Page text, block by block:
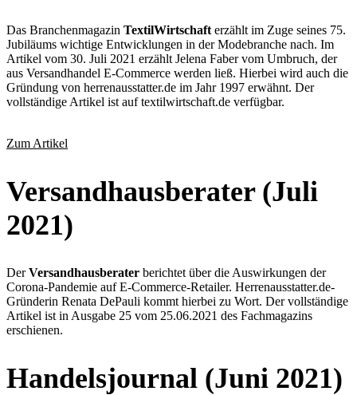
Das Branchenmagazin TextilWirtschaft erzählt im Zuge seines 75.
Jubiläums wichtige Entwicklungen in der Modebranche nach. Im
Artikel vom 30. Juli 2021 erzählt Jelena Faber vom Umbruch, der
aus Versandhandel E-Commerce werden ließ. Hierbei wird auch die
Gründung von herrenausstatter.de im Jahr 1997 erwähnt. Der
vollständige Artikel ist auf textilwirtschaft.de verfügbar.
Zum Artikel
Versandhausberater (Juli
2021)
DerVersandhausberater berichtet über die Auswirkungen der
Corona-Pandemie auf E-Commerce-Retailer. Herrenausstatter.de-
Gründerin Renata DePauli kommt hierbei zu Wort. Der vollständige
Artikel ist in Ausgabe 25 vom 25.06.2021 des Fachmagazins
erschienen.
Handelsjournal (Juni 2021)